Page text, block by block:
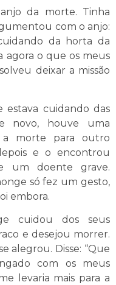
da morte. Tinha
com o anjo:
da horta da
agora o que os meus
deixar a missão
estava cuidando das
novo, houve uma
morte para outro
e o encontrou
um doente grave.
só fez um gesto,
embora.
cuidou dos seus
e desejou morrer.
alegrou. Disse: “Que
com os meus
levaria mais para a